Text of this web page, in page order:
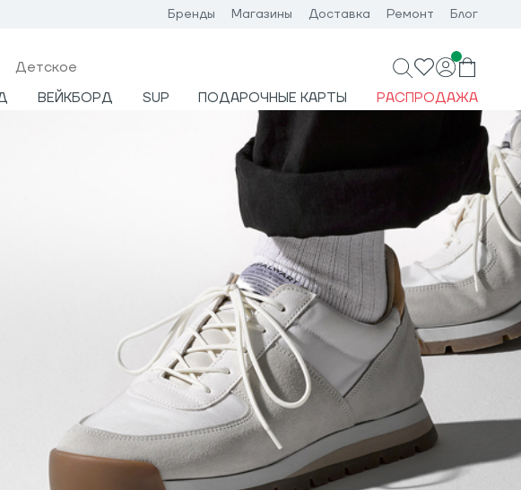
Бренды Магазины Доставка Ремонт Блог
Детское
ВЕЙКБОРД SUP ПОДАРОЧНЫЕ КАРТЫ РАСПРОДАЖА